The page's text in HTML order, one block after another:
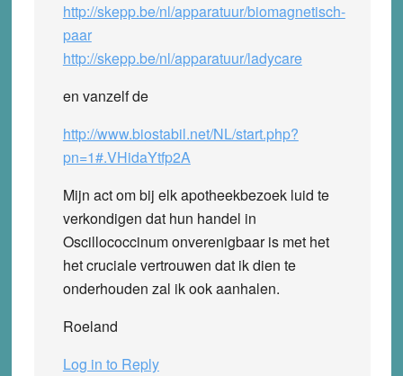
http://skepp.be/nl/apparatuur/biomagnetisch-
paar
http://skepp.be/nl/apparatuur/ladycare
en vanzelf de
http://www.biostabil.net/NL/start.php?
pn=1#.VHidaYtfp2A
Mijn act om bij elk apotheekbezoek luid te
verkondigen dat hun handel in
Oscillococcinum onverenigbaar is met het
het cruciale vertrouwen dat ik dien te
onderhouden zal ik ook aanhalen.
Roeland
Log in to Reply